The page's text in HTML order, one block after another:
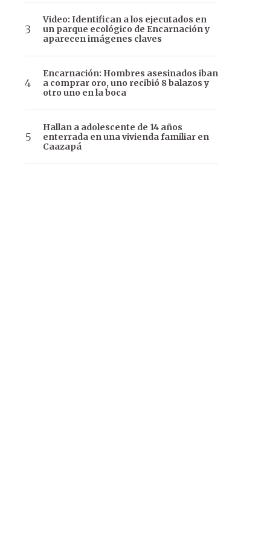
Video: Identifican a los ejecutados en
un parque ecológico de Encarnación y
aparecen imágenes claves
Encarnación: Hombres asesinados iban
a comprar oro, uno recibió 8 balazos y
otro uno en la boca
Hallan a adolescente de 14 años
enterrada en una vivienda familiar en
Caazapá